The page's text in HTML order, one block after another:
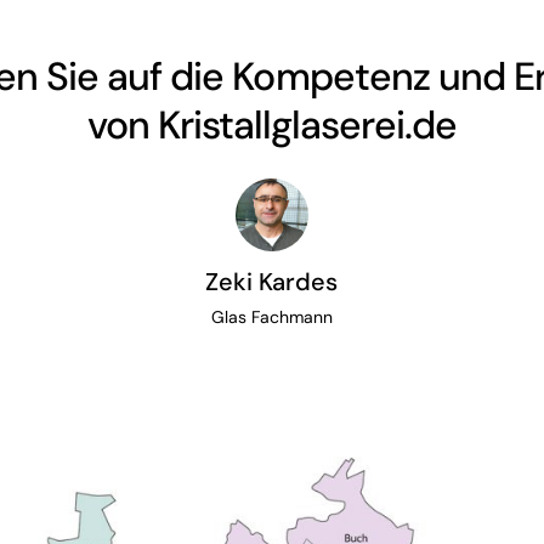
Sie auf die Kompetenz und
von Kristallglaserei.de
Zeki Kardes
Glas Fachmann